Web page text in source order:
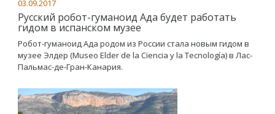
03.09.2017
Русский робот-гуманоид Ада будет работать
гидом в испанском музее
Робот-гуманоид Ада родом из России стала новым гидом в
музее Элдер (Museo Elder de la Ciencia y la Tecnología) в Лас-
Пальмас-де-Гран-Канария.